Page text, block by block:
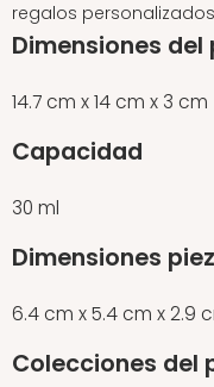
regalos
Dimensiones
14.7 cm x 14 cm x 3 cm
Capacidad
30 ml
Dimensiones
6.4 cm x 5.4 cm x 2.9
Colecciones del